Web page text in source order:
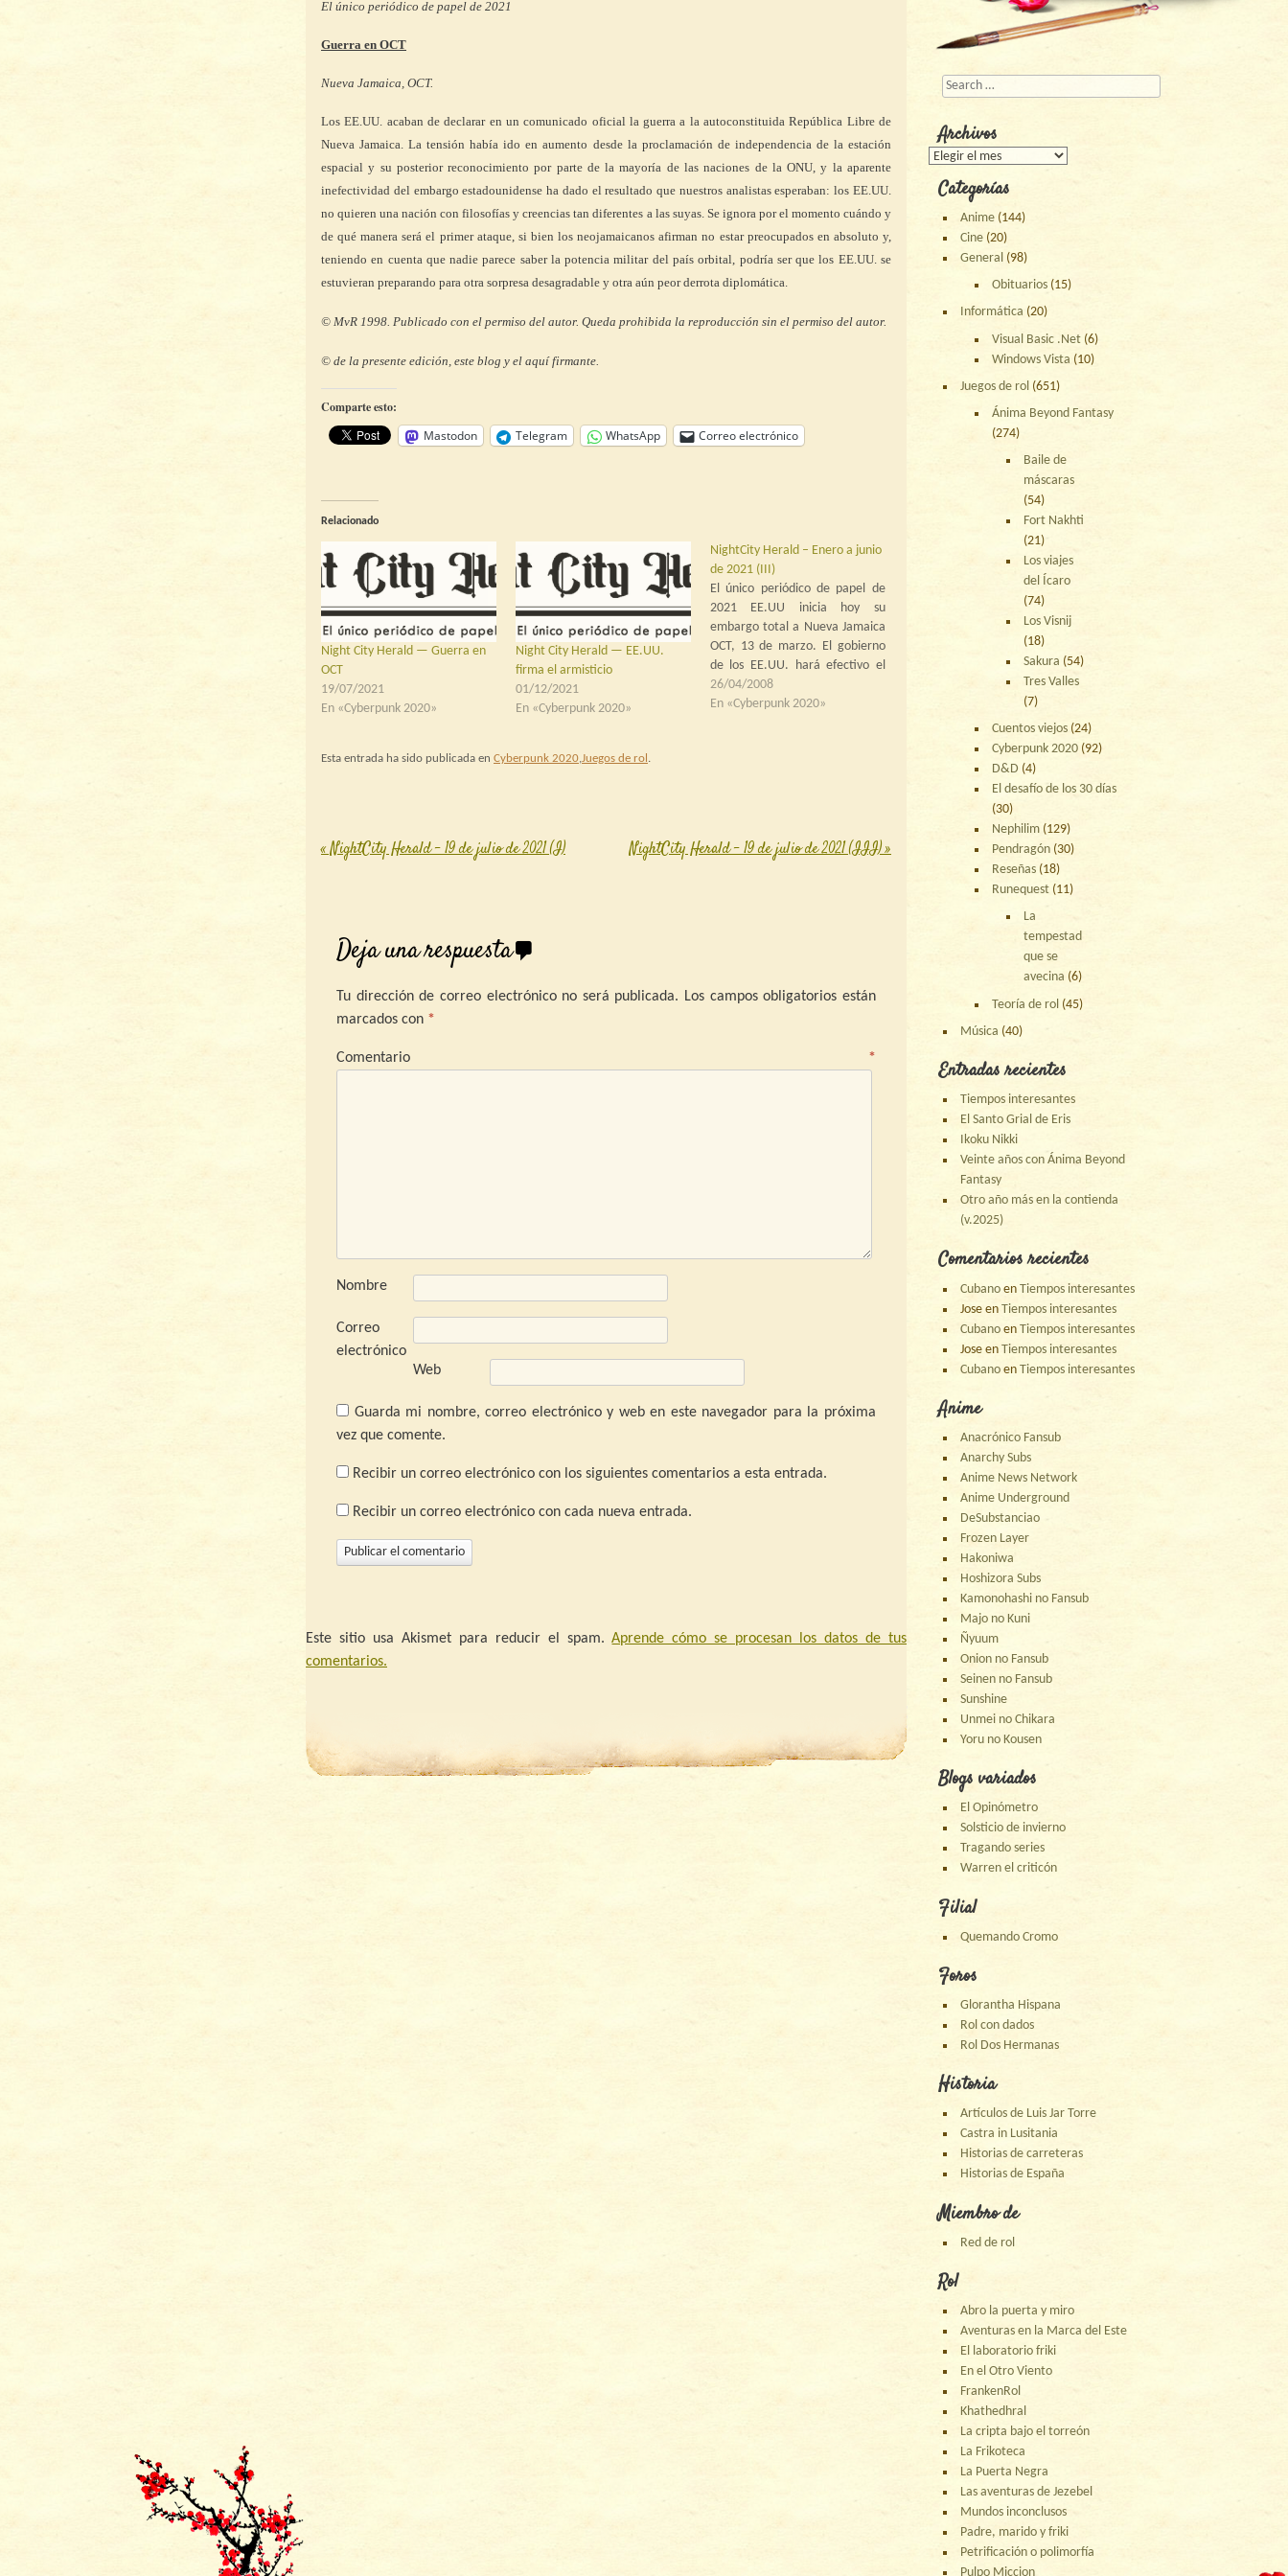
El único periódico de papel de 2021
Guerra en OCT
Nueva Jamaica, OCT.
Los EE.UU. acaban de declarar en un comunicado oficial la guerra a la autoconstituida República Libre de
Nueva Jamaica. La tensión había ido en aumento desde la proclamación de independencia de la estación
espacial y su posterior reconocimiento por parte de la mayoría de las naciones de la ONU, y la aparente
inefectividad del embargo estadounidense ha dado el resultado que nuestros analistas esperaban: los EE.UU.
no quieren una nación con filosofías y creencias tan diferentes a las suyas. Se ignora por el momento cuándo y
de qué manera será el primer ataque, si bien los neojamaicanos afirman no estar preocupados en absoluto y,
teniendo en cuenta que nadie parece saber la potencia militar del país orbital, podría ser que los EE.UU. se
estuvieran preparando para otra sorpresa desagradable y otra aún peor derrota diplomática.
© MvR 1998. Publicado con el permiso del autor. Queda prohibida la reproducción sin el permiso del autor.
© de la presente edición, este blog y el aquí firmante.
Comparte esto:
Mastodon
Telegram WhatsApp Correo electrónico
Relacionado
Night City Herald — Guerra en
OCT
19/07/2021
En «Cyberpunk 2020»
Night City Herald — EE.UU.
firma el armisticio
01/12/2021
En «Cyberpunk 2020»
NightCity Herald – Enero a junio
de 2021 (III)
El único periódico de papel de
2021 EE.UU inicia hoy su
embargo total a Nueva Jamaica
OCT, 13 de marzo. El gobierno
de los EE.UU. hará efectivo el
día de hoy su embargo total a
Nueva Jamaica, como respuesta
26/04/2008
En «Cyberpunk 2020»
Esta entrada ha sido publicada en Cyberpunk 2020 Juegos de rol
Post navigation
«NightCity Herald – 19 de julio de 2021 (I) NightCity Herald – 19 de julio de 2021 (III)»
Deja una respuesta
Tu dirección de correo electrónico no será publicada. Los campos obligatorios están
marcados con *
Comentario *
Nombre
Correo
electrónico
Web
Guarda mi nombre, correo electrónico y web en este navegador para la próxima
vez que comente.
Recibir un correo electrónico con los siguientes comentarios a esta entrada.
Recibir un correo electrónico con cada nueva entrada.
Este sitio usa Akismet para reducir el spam.Aprende cómo se procesan los datos de tus
comentarios.
Buscar
Archivos
Archivos
Categorías
Anime (144)
Cine (20)
General (98)
Obituarios (15)
Informática (20)
Visual Basic .Net (6)
Windows Vista (10)
Juegos de rol (651)
Ánima Beyond Fantasy
(274)
Baile de
máscaras
(54)
Fort Nakhti
(21)
Los viajes
del Ícaro
(74)
Los Visnij
(18)
Sakura (54)
Tres Valles
(7)
Cuentos viejos (24)
Cyberpunk 2020 (92)
D&D (4)
El desafío de los 30 días
(30)
Nephilim (129)
Pendragón (30)
Reseñas (18)
Runequest (11)
La
tempestad
que se
avecina (6)
Teoría de rol (45)
Música (40)
Entradas recientes
Tiempos interesantes
El Santo Grial de Eris
Ikoku Nikki
Veinte años con Ánima Beyond
Fantasy
Otro año más en la contienda
(v.2025)
Comentarios recientes
Cubano enTiempos interesantes
Jose enTiempos interesantes
Cubano enTiempos interesantes
Jose enTiempos interesantes
Cubano enTiempos interesantes
Anime
Anacrónico Fansub
Anarchy Subs
Anime News Network
Anime Underground
DeSubstanciao
Frozen Layer
Hakoniwa
Hoshizora Subs
Kamonohashi no Fansub
Majo no Kuni
Ñyuum
Onion no Fansub
Seinen no Fansub
Sunshine
Unmei no Chikara
Yoru no Kousen
Blogs variados
El Opinómetro
Solsticio de invierno
Tragando series
Warren el criticón
Filial
Quemando Cromo
Foros
Glorantha Hispana
Rol con dados
Rol Dos Hermanas
Historia
Artículos de Luis Jar Torre
Castra in Lusitania
Historias de carreteras
Historias de España
Miembro de
Red de rol
Rol
Abro la puerta y miro
Aventuras en la Marca del Este
El laboratorio friki
En el Otro Viento
FrankenRol
Khathedhral
La cripta bajo el torreón
La Frikoteca
La Puerta Negra
Las aventuras de Jezebel
Mundos inconclusos
Padre, marido y friki
Petrificación o polimorfía
Pulpo Miccion